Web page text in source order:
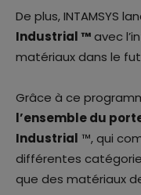
De plus, INTAMSYS
Industrial ™avec
matériaux dans le
Grâce à ce
l’ensemble du
Industrial ™, qui
différentes
que des matériaux